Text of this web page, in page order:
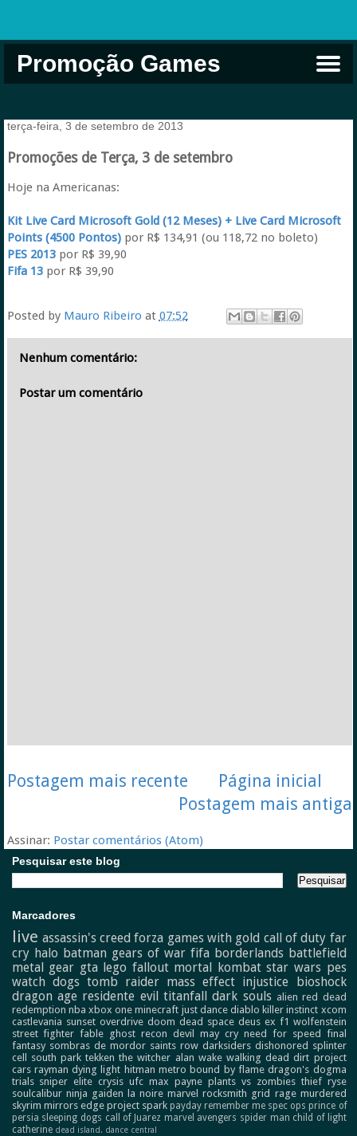
Promoção Games
terça-feira, 3 de setembro de 2013
Promoções de Terça, 3 de setembro
Hoje na Americanas:
Kit Live Card Microsoft Gold (12 Meses) + Live Card Microsoft
Points (4500 Pontos)por R$ 134,91 (ou 118,72 no boleto)
PES 2013por R$ 39,90
Fifa 13por R$ 39,90
Posted by Mauro Ribeiro at 07:52
Nenhum comentário:
Postar um comentário
Postagem mais recente
Postagem mais antiga
Página inicial
Assinar: Postar comentários (Atom)
Pesquisar este blog
Marcadores
live assassin's creed forza games with gold call of duty far
cry halo batman gears of war fifa borderlands battlefield
metal gear gta lego fallout mortal kombat star wars pes
watch dogs tomb raider mass effect injustice bioshock
dragon age residente evil titanfall dark souls alien red dead
redemption nba xbox one minecraft just dance diablo killer instinct xcom
castlevania sunset overdrive doom dead space deus ex f1 wolfenstein
street fighter fable ghost recon devil may cry need for speed final
fantasy sombras de mordor saints row darksiders dishonored splinter
cell
south park tekken the witcher alan wake walking dead dirt project
cars rayman dying light hitman metro bound by flame dragon's dogma
trials sniper elite crysis ufc max payne plants vs zombies thief ryse
soulcalibur ninja gaiden la noire marvel rocksmith grid rage murdered
skyrim mirrors edge project spark payday remember me spec ops prince of
persia sleeping dogs call of Juarez marvel avengers spider man child of light
catherine dead island. dance central